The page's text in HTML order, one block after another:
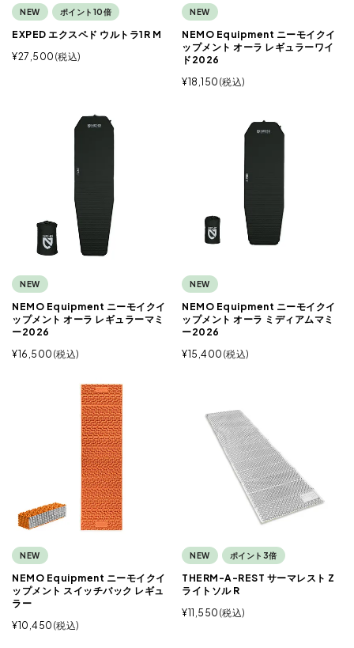
NEW ポイント10倍
EXPED エクスペド ウルトラ1R M
¥27,500 税込
NEW
NEMO Equipment ニーモイクイ
ップメント オーラ レギュラーワイ
ド2026
¥18,150 税込
NEW
NEMO Equipment ニーモイクイ
ップメント オーラ レギュラーマミ
ー2026
¥16,500 税込
NEW
NEMO Equipment ニーモイクイ
ップメント オーラ ミディアムマミ
ー2026
¥15,400 税込
NEW
NEMO Equipment ニーモイクイ
ップメント スイッチバック レギュ
ラー
¥10,450 税込
NEW ポイント3倍
THERM-A-REST サーマレスト Z
ライトソル R
¥11,550 税込